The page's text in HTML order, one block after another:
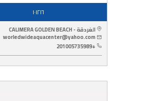
١٠١٢١٦
الغردقة - CALIMERA GOLDEN BEACH
worledwideaquacenter@yahoo.com
+201005735989